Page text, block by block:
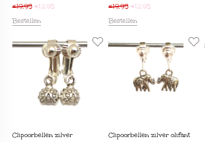
€19,95 €12,95
Bestellen
€19,95 €12,95
Bestellen
Clipoorbellen zilver
Clipoorbellen zilver olifant